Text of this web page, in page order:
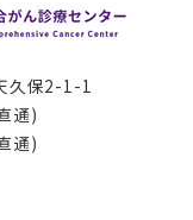
久保2-1-1
通)
通)